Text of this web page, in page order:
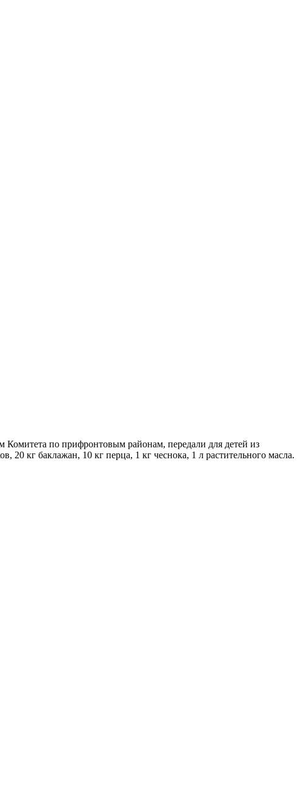
по прифронтовым районам, передали для детей из
20 кг баклажан, 10 кг перца, 1 кг чеснока, 1 л растительного масла.